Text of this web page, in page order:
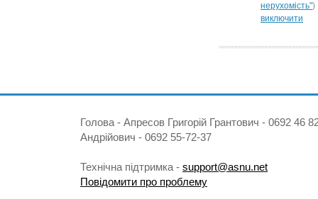
нерухомість")
виключити
Голова - Апресов Григорій Грантович - 0692 46
Андрійович - 0692 55-72-37
Технічна підтримка - support@asnu.net
Повідомити про проблему